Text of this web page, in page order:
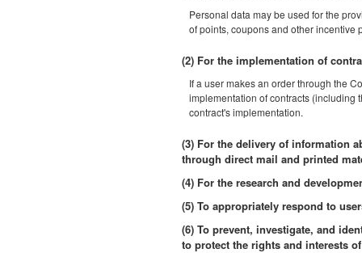
Personal data may be used for the
of points, coupons and other incentive
(2) For the implementation of
If a user makes an order through the
implementation of contracts (including
contract's implementation.
(3) For the delivery of information
through direct mail and printed
(4) For the research and
(5) To appropriately respond to
(6) To prevent, investigate, and
to protect the rights and interests